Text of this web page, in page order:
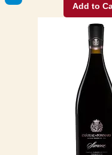
Add to